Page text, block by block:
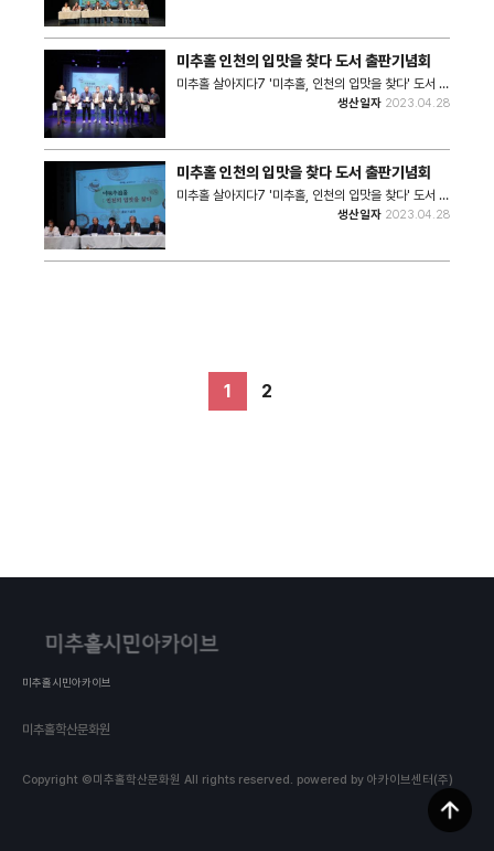
진크기: 4032x3024 • 사진장수: 4장
미추홀 인천의 입맛을 찾다 도서 출판기념회
미추홀 살아지다7 '미추홀, 인천의 입맛을 찾다' 도서 출
판기념회가 끝난 후 촬영한 단체사진이다. • 촬영장소:
생산일자 2023.04.28
미추홀 인천의 입맛을 찾다 도서 출판기념회
미추홀 살아지다7 '미추홀, 인천의 입맛을 찾다' 도서 출
판기념회 사진이다. • 촬영장소: 학산소극장 • 촬영일
생산일자 2023.04.28
1 2
미추홀시민아카이브
미추홀학산문화원
Copyright ©미추홀학산문화원 All rights reserved. powered by 아카이브센터(주)